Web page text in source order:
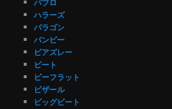
ハラーズ
パラゴン
バンビー
ビアズレー
ビート
ビーフラット
ビザール
ビッグビート